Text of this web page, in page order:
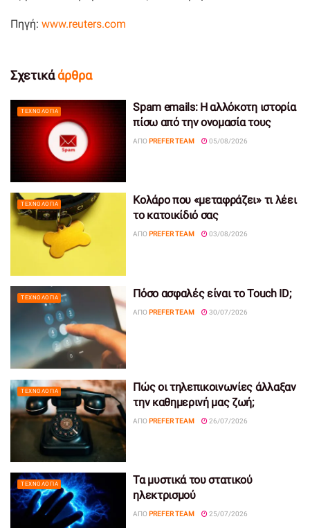
Πηγή: www.reuters.com
Σχετικάάρθρα
ΤΕΧΝΟΛΟΓΊΑ
Spam emails: Η αλλόκοτη ιστορία
πίσω από την ονομασία τους
ΑΠΌ PREFER TEAM 05/08/2026
ΤΕΧΝΟΛΟΓΊΑ
Κολάρο που «μεταφράζει» τι λέει
το κατοικίδιό σας
ΑΠΌ PREFER TEAM 03/08/2026
ΤΕΧΝΟΛΟΓΊΑ Πόσο ασφαλές είναι το Touch ID;
ΑΠΌ PREFER TEAM 30/07/2026
ΤΕΧΝΟΛΟΓΊΑ
Πώς οι τηλεπικοινωνίες άλλαξαν
την καθημερινή μας ζωή;
ΑΠΌ PREFER TEAM 26/07/2026
ΤΕΧΝΟΛΟΓΊΑ
Τα μυστικά του στατικού
ηλεκτρισμού
ΑΠΌ PREFER TEAM 25/07/2026